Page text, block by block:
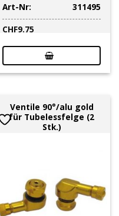
Art-Nr:
311495
CHF9.75
Ventile 90°/alu gold
für Tubelessfelge (2
Stk.)